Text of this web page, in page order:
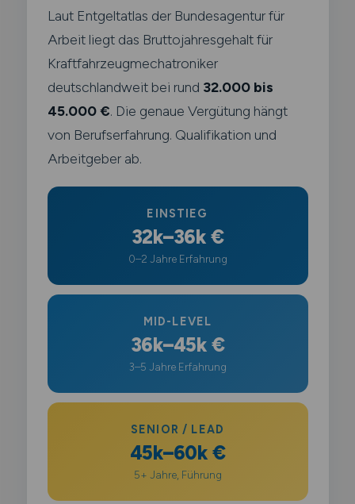
Laut Entgeltatlas der Bundesagentur für
Arbeit liegt das Bruttojahresgehalt für
Kraftfahrzeugmechatroniker
deutschlandweit bei rund 32.000 bis
45.000 €. Die genaue Vergütung hängt
von Berufserfahrung. Qualifikation und
Arbeitgeber ab.
EINSTIEG
32k–36k €
0–2 Jahre Erfahrung
MID-LEVEL
36k–45k €
3–5 Jahre Erfahrung
SENIOR / LEAD
45k–60k €
5+ Jahre, Führung